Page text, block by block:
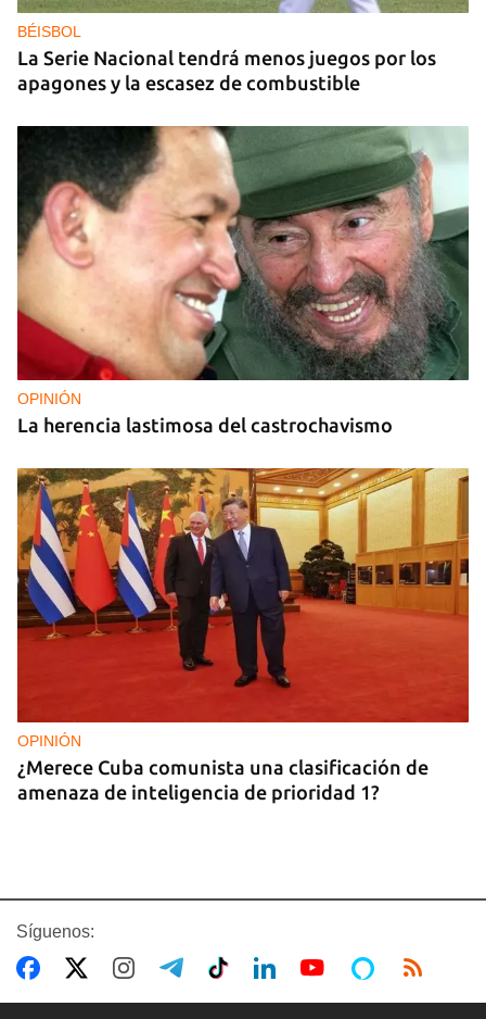
BÉISBOL
La Serie Nacional tendrá menos juegos por los
apagones y la escasez de combustible
OPINIÓN
La herencia lastimosa del castrochavismo
OPINIÓN
¿Merece Cuba comunista una clasificación de
amenaza de inteligencia de prioridad 1?
Síguenos: